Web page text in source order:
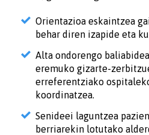
Orientazioa eskaintzea
behar diren izapide eta
Alta ondorengo
eremuko gizarte-
erreferentziako
koordinatzea.
Senideei laguntzea
berriarekin lotutako